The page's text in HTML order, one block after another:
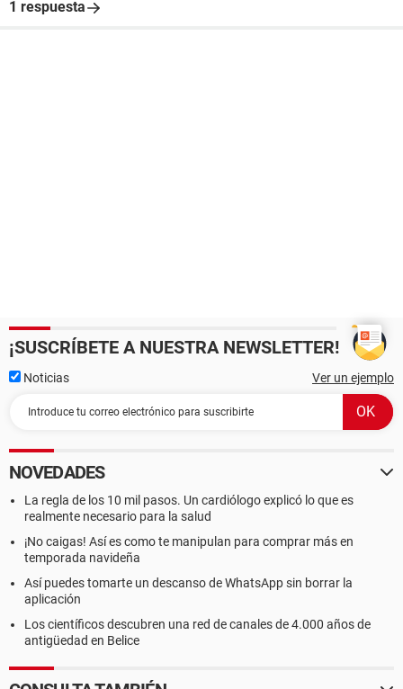
1 respuesta
¡SUSCRÍBETE A NUESTRA NEWSLETTER!
Noticias Ver un ejemplo
NOVEDADES
La regla de los 10 mil pasos. Un cardiólogo explicó lo que es
realmente necesario para la salud
¡No caigas! Así es como te manipulan para comprar más en
temporada navideña
Así puedes tomarte un descanso de WhatsApp sin borrar la
aplicación
Los científicos descubren una red de canales de 4.000 años de
antigüedad en Belice